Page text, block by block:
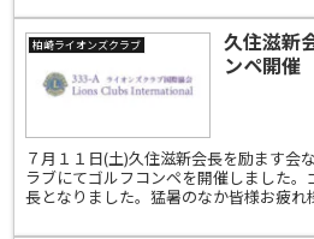
柏崎ライオンズクラブ
久住滋新
ンペ開催
７月１１日(土)久住滋新会長を励ます会
ラブにてゴルフコンペを開催しました
長となりました。猛暑のなか皆様お疲れ